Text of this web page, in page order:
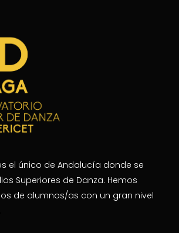
el único de Andalucía donde se
Superiores de Danza. Hemos
de alumnos/as con un gran nivel